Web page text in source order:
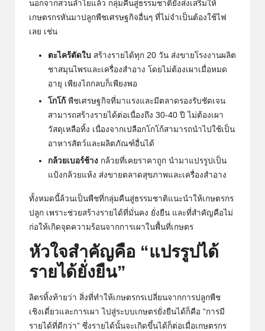
นอกจากสวนลำไยแล้ว กลุ่มคืนสู่ธรรมชาติยังส่งเสริมให้
เกษตรกรหันมาปลูกพืชเศรษฐกิจอื่นๆ ที่ไม่จำเป็นต้องใช้ไฟ
เลย เช่น
ตะไคร้ตัดใบ สร้างรายได้ทุก 20 วัน ส่งขายโรงงานผลิต
ชาสมุนไพรและเครื่องสำอาง โดยไม่ต้องเผาเมื่อหมด
อายุ เพียงไถกลบก็เพียงพอ
โกโก้ พืชเศรษฐกิจที่มาแรงและมีตลาดรองรับชัดเจน
สามารถสร้างรายได้ต่อเนื่องถึง 30-40 ปี ไม่ต้องเผา
วัสดุเหลือทิ้ง เนื่องจากเปลือกโกโก้สามารถนำไปใช้เป็น
อาหารสัตว์และผลิตภัณฑ์อื่นได้
กล้วยเบอร์ช้าง กล้วยที่เคยราคาถูก นำมาแปรรูปเป็น
แป้งกล้วยแห้ง ส่งขายตลาดสุขภาพและเครื่องสำอาง
ทั้งหมดนี้ล้วนเป็นพืชที่กลุ่มคืนสู่ธรรมชาติแนะนำให้เกษตรกร
ปลูก เพราะช่วยสร้างรายได้ที่มั่นคง ยั่งยืน และที่สำคัญคือไม่
ก่อให้เกิดจุดความร้อนจากการเผาในพื้นที่เกษตร
หัวใจสำคัญคือ “แปรรูปได้
รายได้ยั่งยืน”
ลิตรทิ้งท้ายว่า สิ่งที่ทำให้เกษตรกรเปลี่ยนจากการปลูกพืช
เชิงเดี่ยวและการเผา ไปสู่ระบบเกษตรยั่งยืนได้ก็คือ “การมี
รายได้ที่ดีกว่า” ซึ่งรายได้นั้นจะเกิดขึ้นได้ก็ต่อเมื่อเกษตรกร